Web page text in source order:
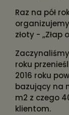
Raz na pół
organizujemy
złoty - ,,Złap
roku
2016 roku
bazujący na
m2 z czego
klientom.